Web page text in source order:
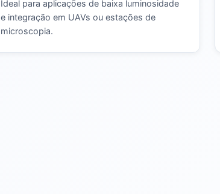
Ideal para aplicações de baixa luminosidade
e integração em UAVs ou estações de
microscopia.